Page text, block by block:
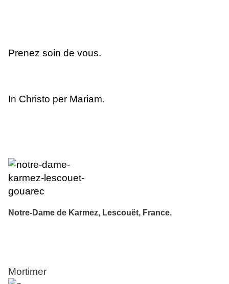
Prenez soin de vous.
In Christo per Mariam.
Notre-Dame de Karmez Lescouët France
Mortimer